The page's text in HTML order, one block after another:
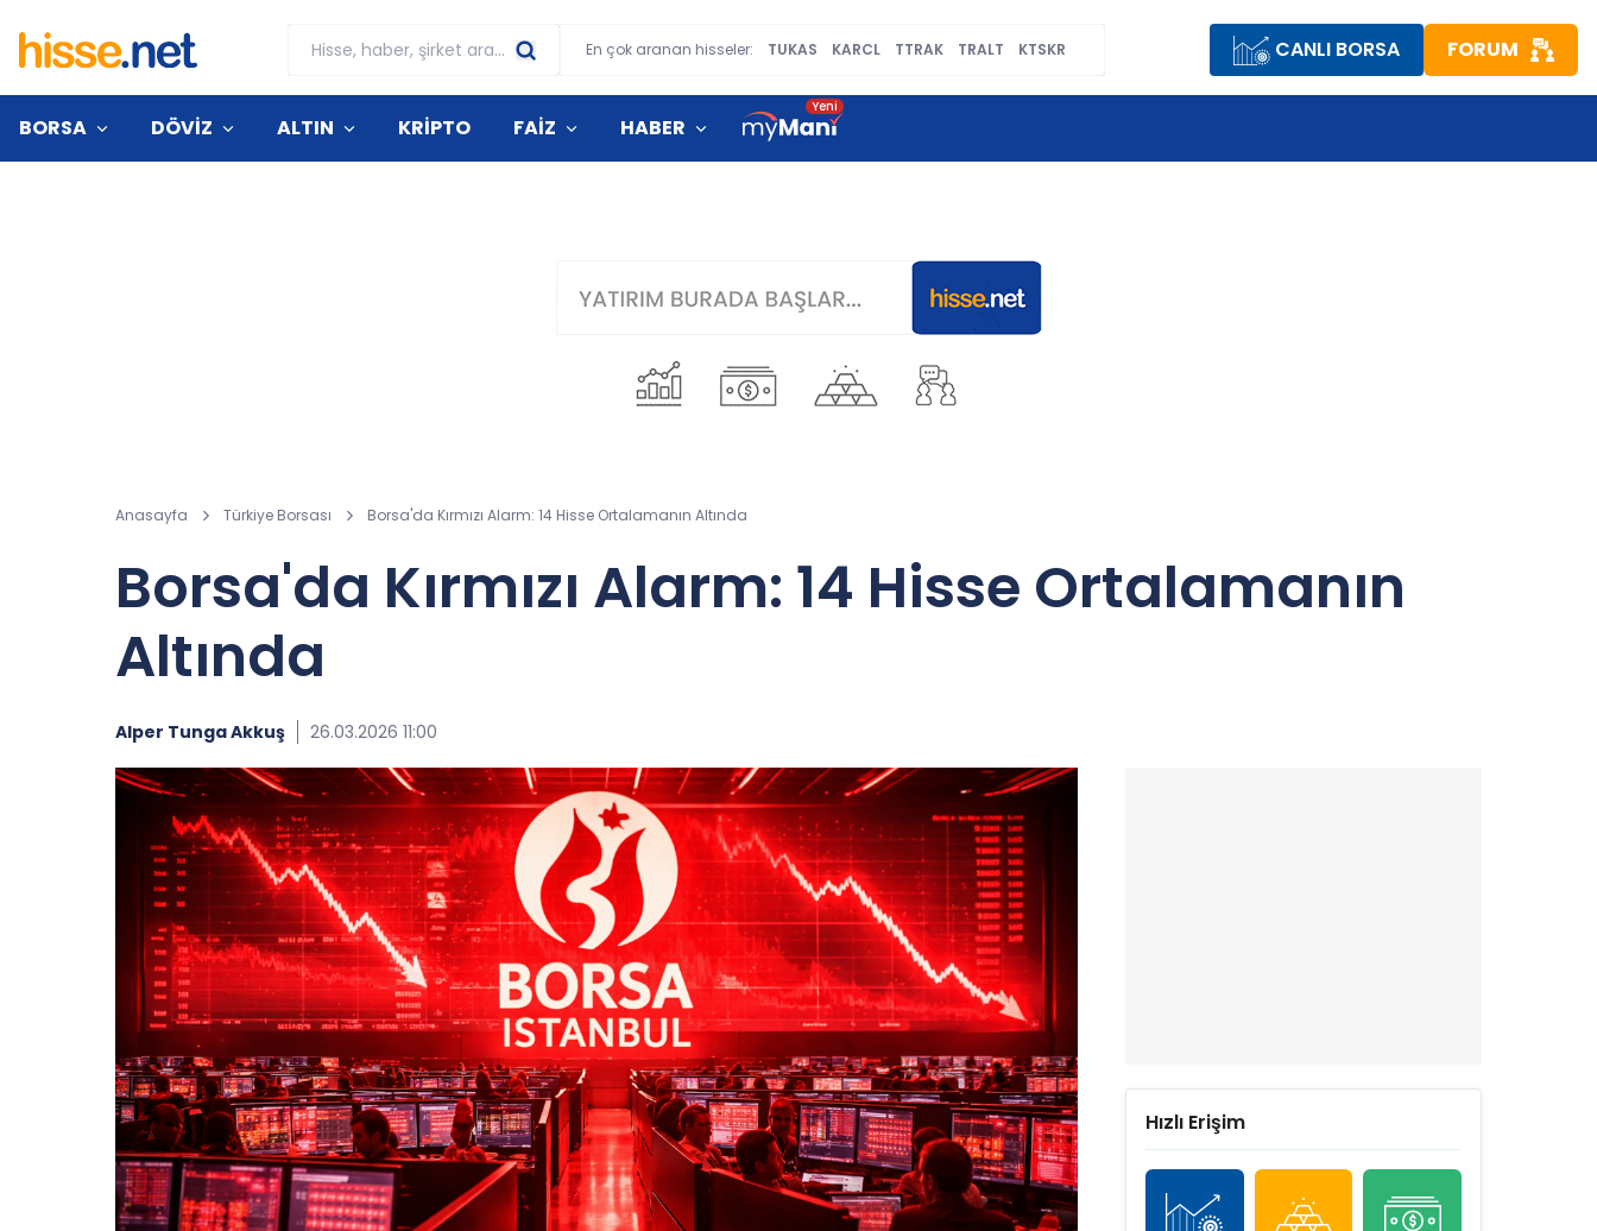
En çok aranan hisseler: TUKAS KARCL TTRAK TRALT KTSKR CANLI BORSA FORUM
BORSA DÖVİZ ALTIN KRİPTO FAİZ HABER
Anasayfa Türkiye Borsası Borsa'da Kırmızı Alarm: 14 Hisse Ortalamanın Altında
Borsa'da Kırmızı Alarm: 14 Hisse Ortalamanın
Altında
Alper Tunga Akkuş 26.03.2026 11:00
Hızlı Erişim